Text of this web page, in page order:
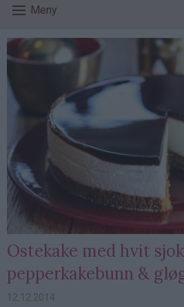
Meny
Ostekake med hvit
pepperkakebunn &
12.12.2014